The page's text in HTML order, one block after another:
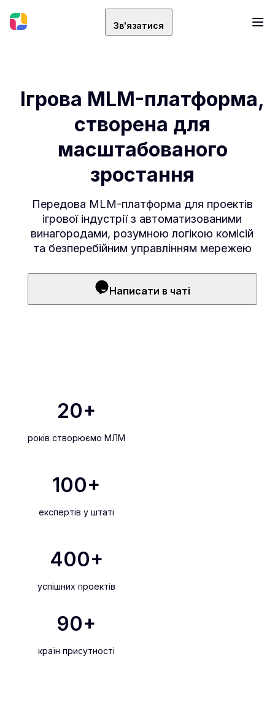
Зв'язатися
Ігрова MLM-платформа,
створена для
масштабованого
зростання
Передова MLM-платформа для проектів
ігрової індустрії з автоматизованими
винагородами, розумною логікою комісій
та безперебійним управлінням мережею
Написати в чаті
20+
років створюємо МЛМ
100+
експертів у штаті
400+
успішних проектів
90+
країн присутності